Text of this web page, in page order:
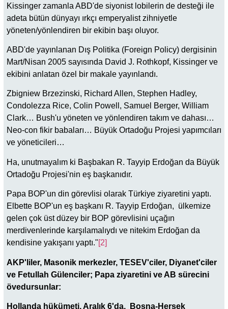
Kissinger zamanla ABD'de siyonist lobilerin de desteği ile
adeta bütün dünyayı ırkçı emperyalist zihniyetle
yöneten/yönlendiren bir ekibin başı oluyor.
ABD'de yayınlanan Dış Politika (Foreign Policy) dergisinin
Mart/Nisan 2005 sayısında David J. Rothkopf, Kissinger ve
ekibini anlatan özel bir makale yayınlandı.
Zbigniew Brzezinski, Richard Allen, Stephen Hadley,
Condolezza Rice, Colin Powell, Samuel Berger, William
Clark… Bush'u yöneten ve yönlendiren takım ve dahası…
Neo-con fikir babaları… Büyük Ortadoğu Projesi yapımcıları
ve yöneticileri…
Ha, unutmayalım ki Başbakan R. Tayyip Erdoğan da Büyük
Ortadoğu Projesi'nin eş başkanıdır.
Papa BOP'un din görevlisi olarak Türkiye ziyaretini yaptı.
Elbette BOP'un eş başkanı R. Tayyip Erdoğan, ülkemize
gelen çok üst düzey bir BOP görevlisini uçağın
merdivenlerinde karşılamalıydı ve nitekim Erdoğan da
kendisine yakışanı yaptı."[2]
AKP'liler, Masonik merkezler, TESEV'ciler, Diyanet'ciler
ve Fetullah Gülenciler; Papa ziyaretini ve AB sürecini
övedursunlar:
Hollanda hükümeti, Aralık 6'da, Bosna-Hersek